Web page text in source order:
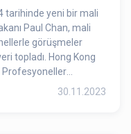
tarihinde yeni bir mali
Paul Chan, mali
görüşmeler
topladı. Hong Kong
Profesyoneller
veriye göre, 2024-
30.11.2023